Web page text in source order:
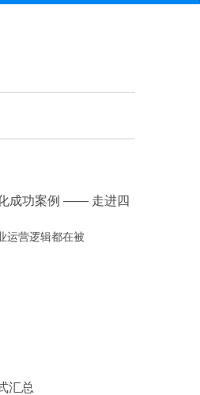
成功案例 —— 走进四
运营逻辑都在被
汇总